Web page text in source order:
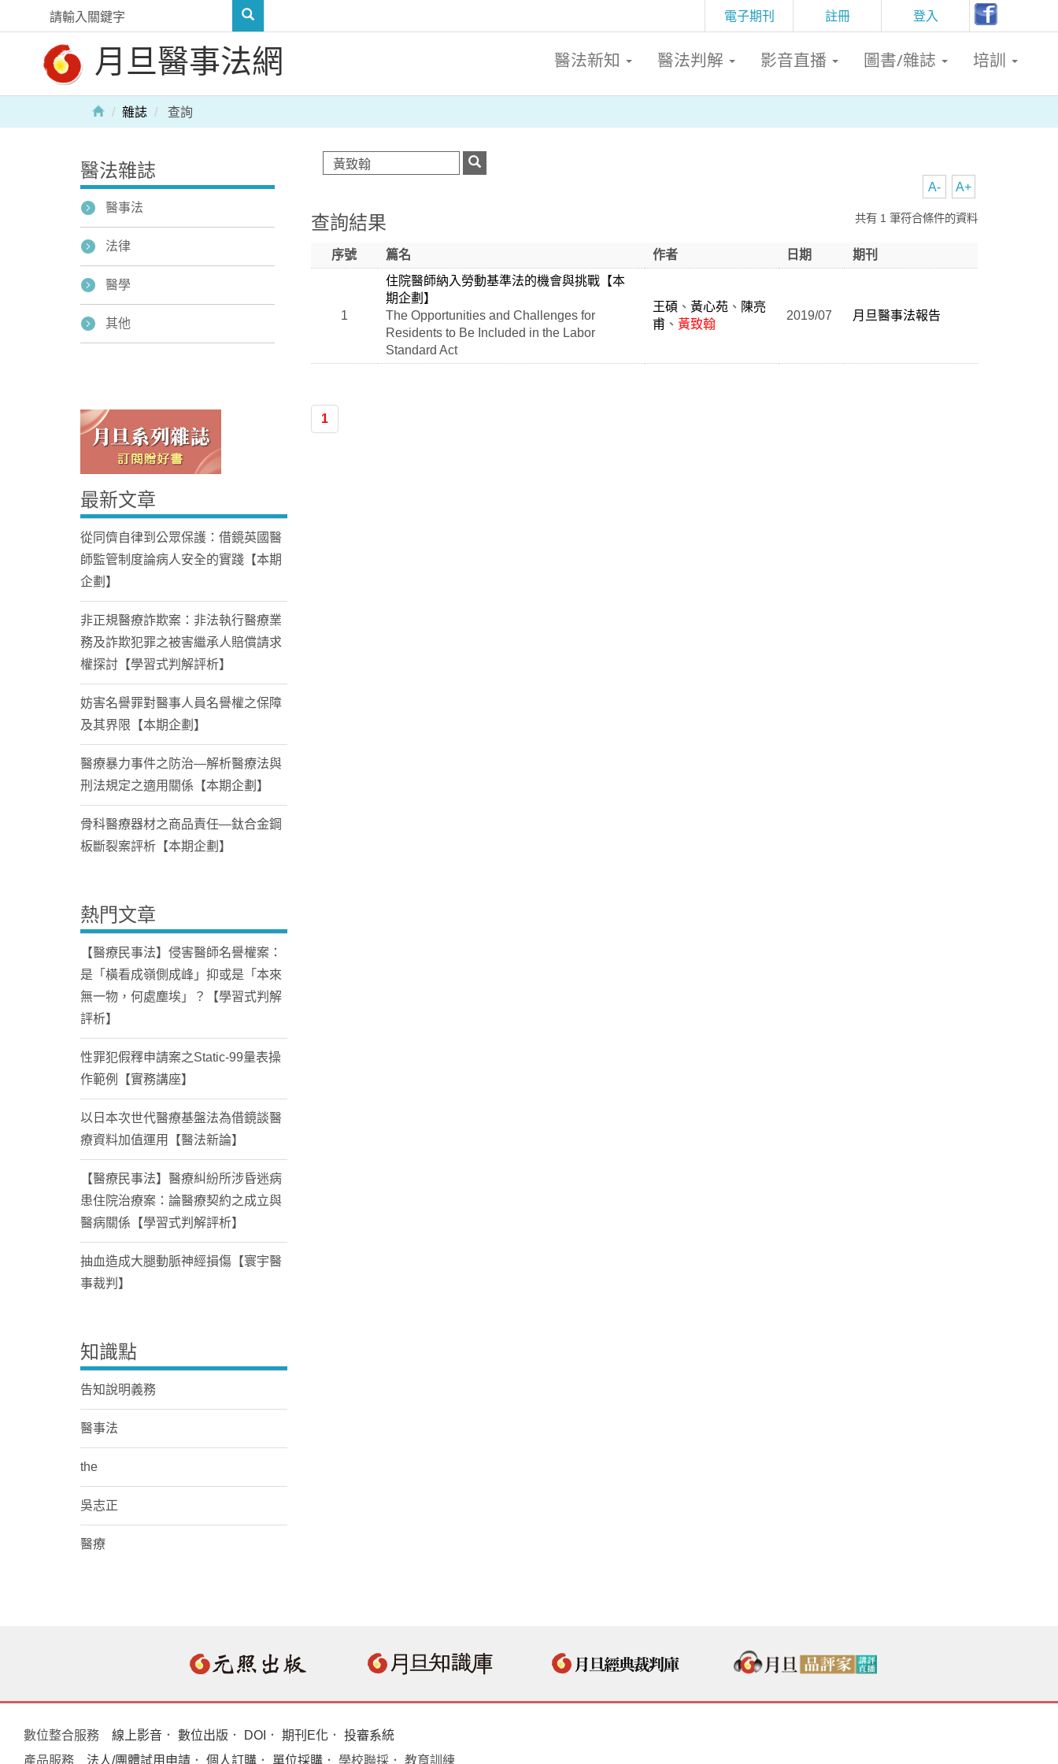
註冊 登入
電子期刊
月旦醫事法網 醫法新知 醫法判解 影音直播 圖書/雜誌 培訓
Home
雜誌 查詢
A+
A-
查詢結果 共有 1 筆符合條件的資料
序號 篇名 作者 日期 期刊
1
住院醫師納入勞動基準法的機會與挑戰【本
期企劃】
The Opportunities and Challenges for
Residents to Be Included in the Labor
Standard Act
王碩 、 黃心苑 、 陳亮
甫 、 黃致翰
2019/07 月旦醫事法報告
1
醫法雜誌
醫事法
法律
醫學
其他
最新文章
從同儕自律到公眾保護：借鏡英國醫
師監管制度論病人安全的實踐【本期
企劃】
非正規醫療詐欺案：非法執行醫療業
務及詐欺犯罪之被害繼承人賠償請求
權探討【學習式判解評析】
妨害名譽罪對醫事人員名譽權之保障
及其界限【本期企劃】
醫療暴力事件之防治—解析醫療法與
刑法規定之適用關係【本期企劃】
骨科醫療器材之商品責任—鈦合金鋼
板斷裂案評析【本期企劃】
熱門文章
【醫療民事法】侵害醫師名譽權案：
是「橫看成嶺側成峰」抑或是「本來
無一物，何處塵埃」？【學習式判解
評析】
性罪犯假釋申請案之Static-99量表操
作範例【實務講座】
以日本次世代醫療基盤法為借鏡談醫
療資料加值運用【醫法新論】
【醫療民事法】醫療糾紛所涉昏迷病
患住院治療案：論醫療契約之成立與
醫病關係【學習式判解評析】
抽血造成大腿動脈神經損傷【寰宇醫
事裁判】
知識點
告知說明義務
醫事法
the
吳志正
醫療
數位整合服務 線上影音 ． 數位出版 ． DOI ． 期刊E化 ． 投審系統
產品服務
法人/團體試用申請 ． 個人訂購 ． 單位採購 ． 學校聯採． 教育訓練